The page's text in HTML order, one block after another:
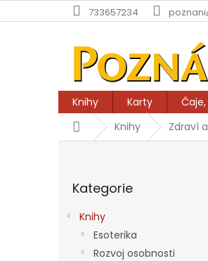
na
733657234
Knihy Karty
DomůKnihy Zdraví
kategorie
Kategorie
Knihy
Esoterika
Rozvoj osobnosti